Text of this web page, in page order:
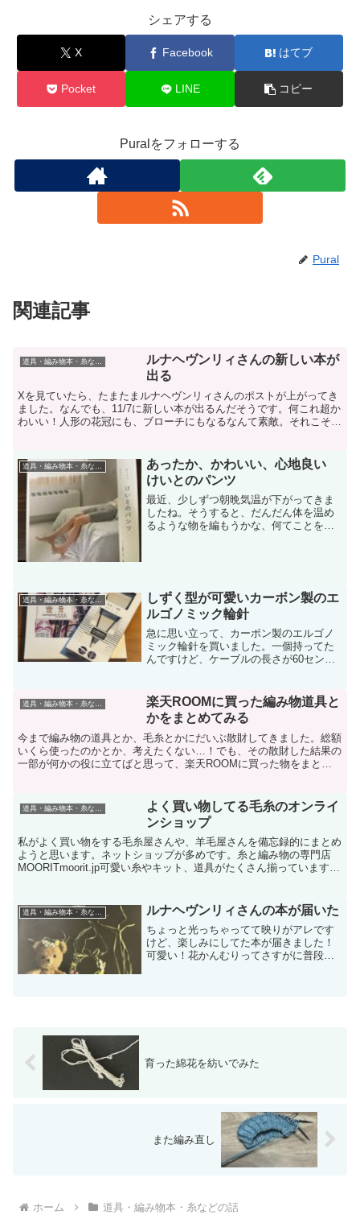
シェアする
X Facebook はてブ
Pocket LINE コピー
Puralをフォローする
Pural
関連記事
道具・編み物本・糸などの話
ルナヘヴンリィさんの新しい本が
出る
Xを見ていたら、たまたまルナヘヴンリィさんのポストが上がってき
ました。なんでも、11/7に新しい本が出るんだそうです。何これ超か
わいい！人形の花冠にも、ブローチにもなるなんて素敵。それこそリ
あったか、かわいい、心地良い
けいとのパンツ
最近、少しずつ朝晩気温が下がってきま
したね。そうすると、だんだん体を温め
るような物を編もうかな、何てことを考
道具・編み物本・糸などの話
しずく型が可愛いカーボン製のエ
ルゴノミック輪針
急に思い立って、カーボン製のエルゴノ
ミック輪針を買いました。一個持ってた
んですけど、ケーブルの長さが60センチ
超悪天候の今日、無事に届きました。宅
配の方に感謝...
道具・編み物本・糸などの話
楽天ROOMに買った編み物道具と
かをまとめてみる
今まで編み物の道具とか、毛糸とかにだいぶ散財してきました。総額
いくら使ったのかとか、考えたくない…！でも、その散財した結果の
一部が何かの役に立てばと思って、楽天ROOMに買った物をまとめ
よく買い物してる毛糸のオンライ
ンショップ
私がよく買い物をする毛糸屋さんや、羊毛屋さんを備忘録的にまとめ
ようと思います。ネットショップが多めです。糸と編み物の専門店
MOORITmoorit.jp可愛い糸やキット、道具がたくさん揃っています。
道具・編み物本・糸などの話 ルナヘヴンリィさんの本が届いた
ちょっと光っちゃってて映りがアレです
けど、楽しみにしてた本が届きました！
可愛い！花かんむりってさすがに普段身
育った綿花を紡いでみた
また編み直し
ホーム 道具・編み物本・糸などの話